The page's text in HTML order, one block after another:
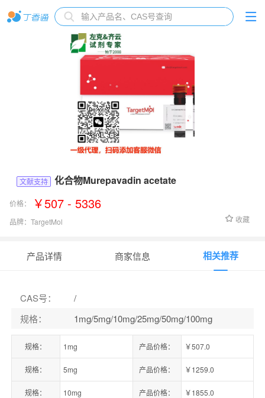
文献支持 化合物Murepavadin acetate
价格： ￥507 - 5336
品牌： TargetMol 收藏
产品详情 商家信息 相关推荐
CAS号：
/
规格： 1mg/5mg/10mg/25mg/50mg/100mg
规格： 1mg 产品价格： ￥507.0
规格： 5mg 产品价格： ￥1259.0
规格： 10mg 产品价格： ￥1855.0